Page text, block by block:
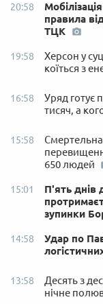
20:58
правила
ТЦК
19:58
Херсон у
коїться з
16:58
Уряд готує
тисяч, а
15:58
Смертельна
650 людей
15:01
П'ять днів
зупинки
14:58
Удар по
13:58
Десять з
нічне